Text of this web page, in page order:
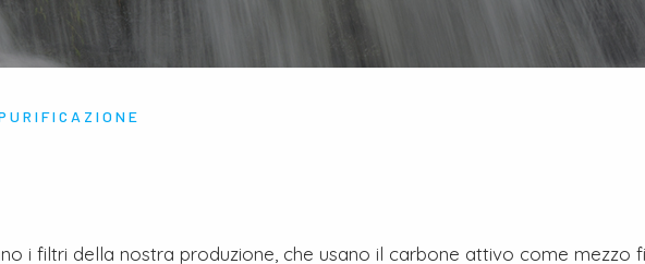
i filtri della nostra produzione, che usano il carbone attivo come mezzo